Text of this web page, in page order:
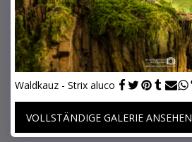
Waldkauz - Strix aluco
VOLLSTÄNDIGE GALERIE ANSEHEN